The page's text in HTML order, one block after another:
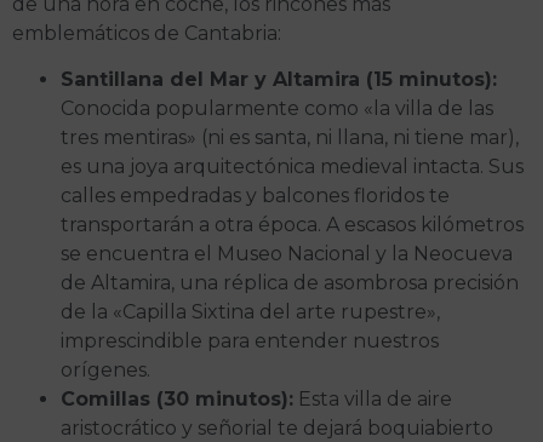
emblemáticos de Cantabria:
Santillana del Mar y Altamira (15 minutos):
Conocida popularmente como «la villa de las
tres mentiras» (ni es santa, ni llana, ni tiene mar),
es una joya arquitectónica medieval intacta. Sus
calles empedradas y balcones floridos te
transportarán a otra época. A escasos kilómetros
se encuentra el Museo Nacional y la Neocueva
de Altamira, una réplica de asombrosa precisión
de la «Capilla Sixtina del arte rupestre»,
imprescindible para entender nuestros
orígenes.
Comillas (30 minutos): Esta villa de aire
aristocrático y señorial te dejará boquiabierto